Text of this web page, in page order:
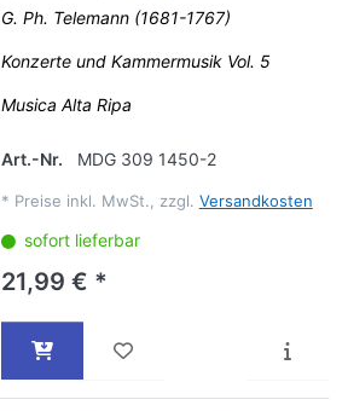
G. Ph. Telemann (1681-1767)
Konzerte und Kammermusik Vol. 5
Musica Alta Ripa
Art.-Nr. MDG 309 1450-2
* Preise inkl. MwSt., zzgl. Versandkosten
sofort lieferbar
21,99 € *